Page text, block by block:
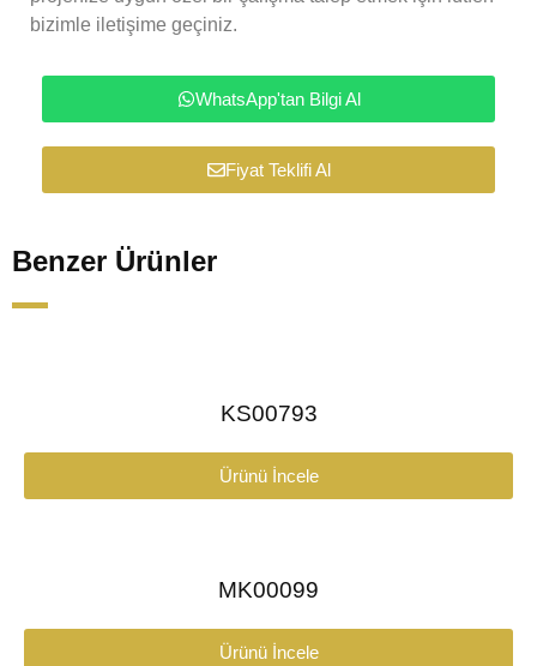
bizimle iletişime geçiniz.
WhatsApp'tan Bilgi Al
Fiyat Teklifi Al
Benzer Ürünler
KS00793
Ürünü İncele
MK00099
Ürünü İncele